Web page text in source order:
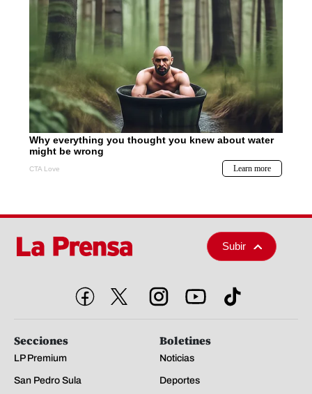
Subir
Secciones
LP Premium
San Pedro Sula
Boletines
Noticias
Deportes